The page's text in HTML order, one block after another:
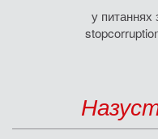
у питаннях